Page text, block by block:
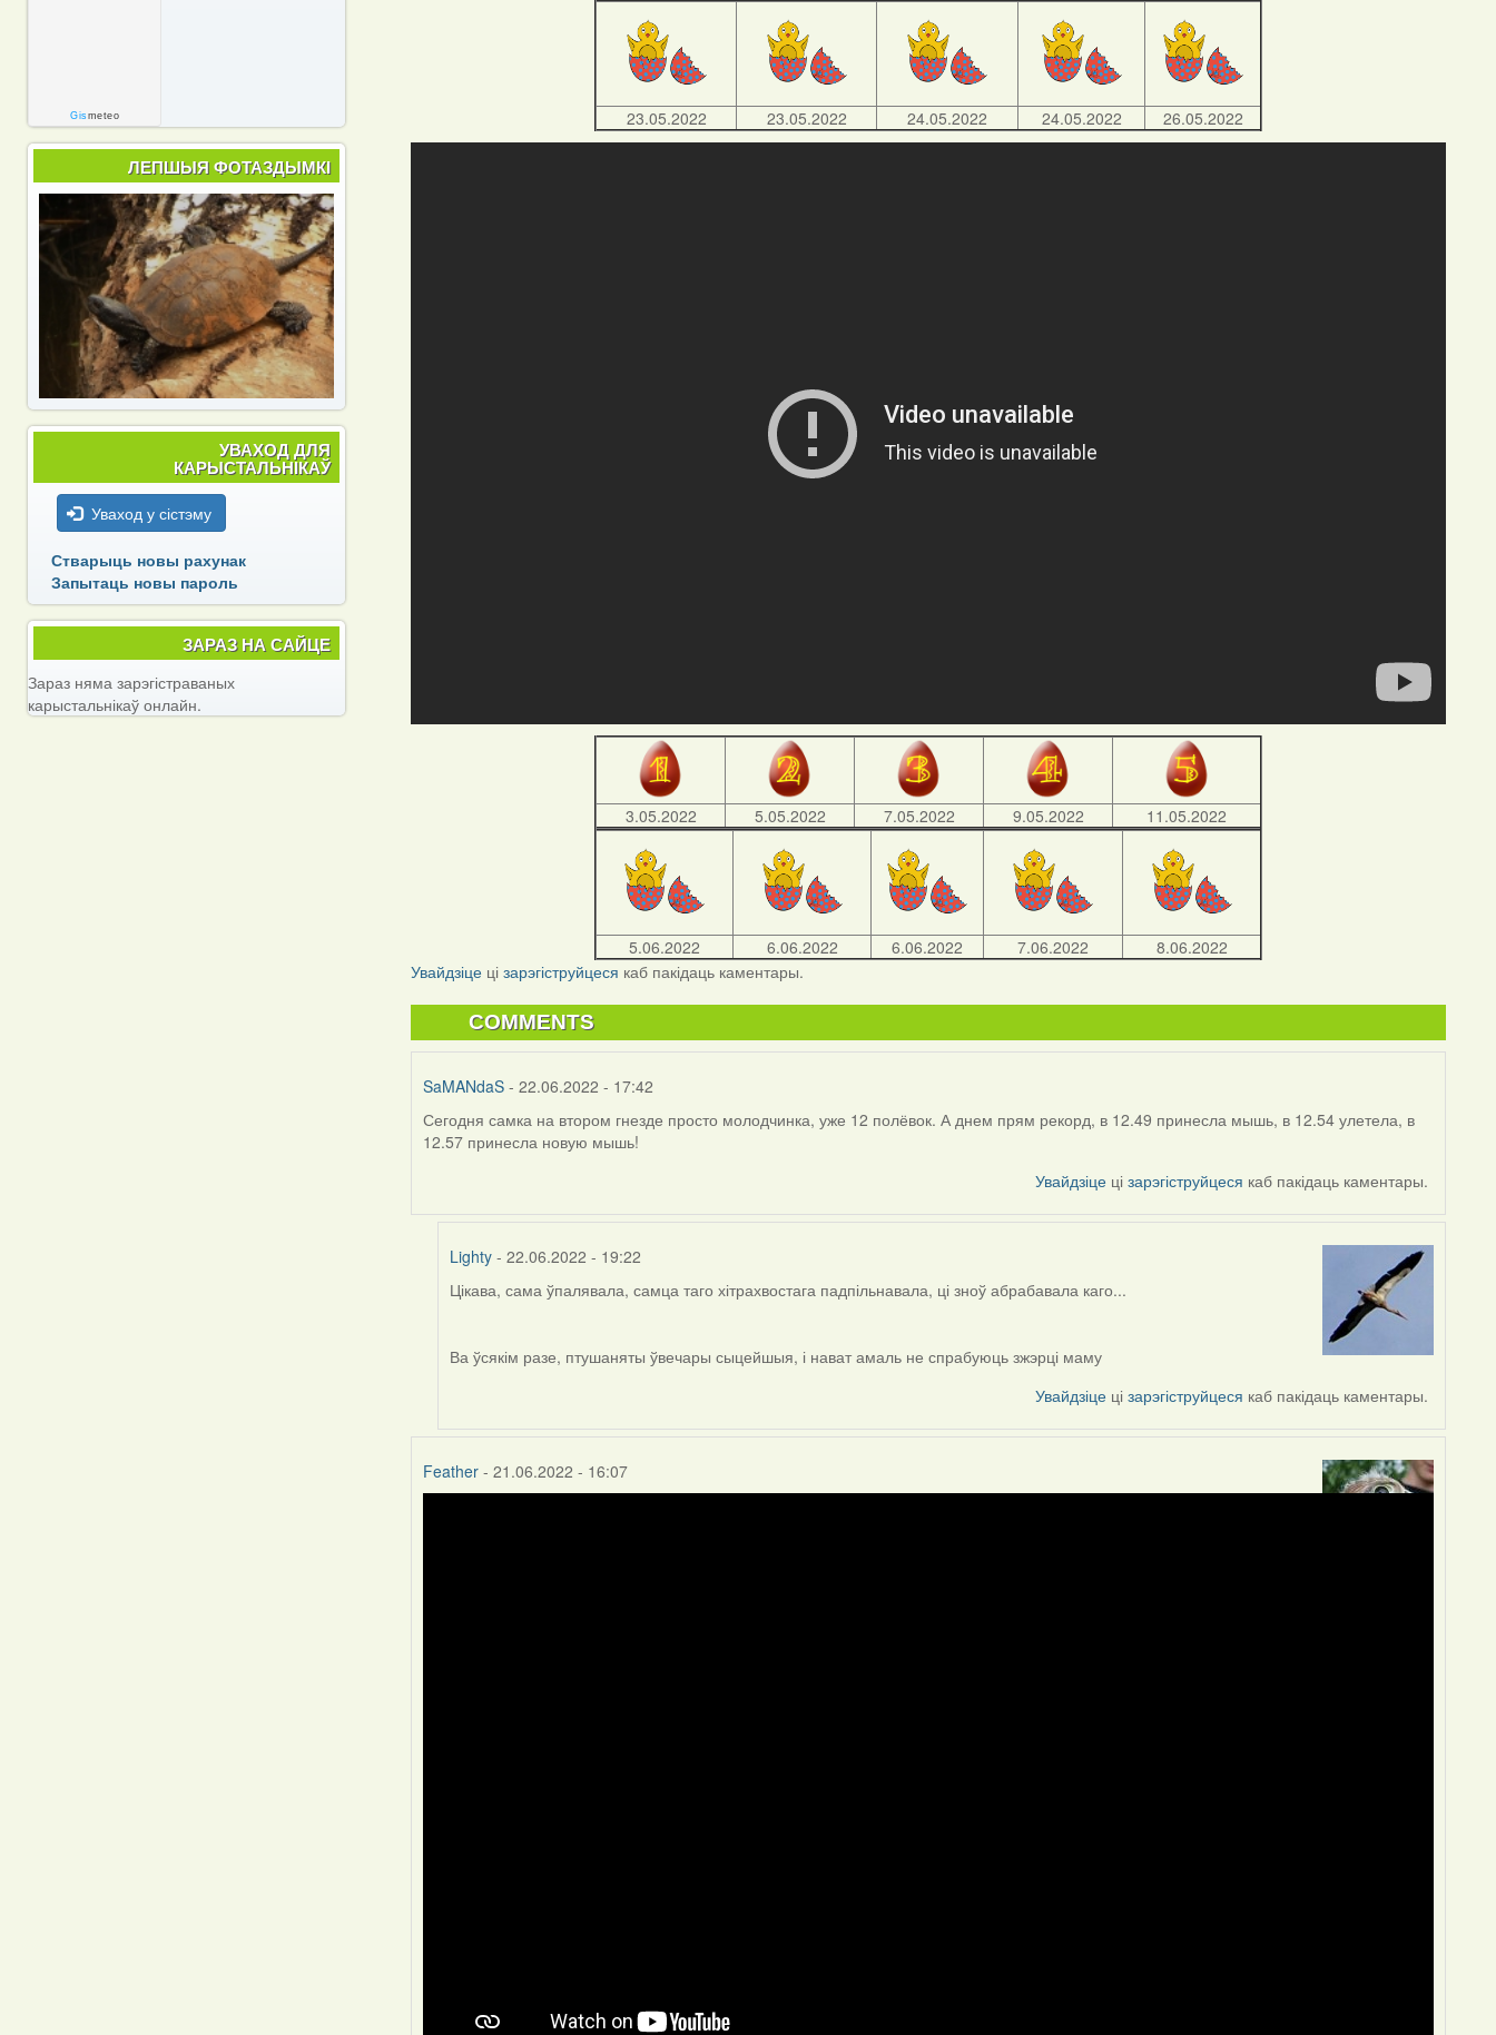
23.05.2022 23.05.2022 24.05.2022 24.05.2022 26.05.2022
3.05.2022 5.05.2022 7.05.2022 9.05.2022 11.05.2022
5.06.2022 6.06.2022 6.06.2022 7.06.2022
8.06.2022
Увайдзіце цізарэгіструйцеся каб пакідаць каментары.
COMMENTS
SaMANdaS - 22.06.2022 - 17:42
Сегодня самка на втором гнезде просто молодчинка, уже 12 полёвок. А днем прям рекорд, в 12.49 принесла мышь, в 12.54 улетела, в
12.57 принесла новую мышь!
Увайдзіце цізарэгіструйцеся каб пакідаць каментары.
Lighty- 22.06.2022 - 19:22
In
by
Цікава, сама ўпалявала, самца таго хітрахвостага падпільнавала, ці зноў абрабавала каго...
Ва ўсякім разе, птушаняты ўвечары сыцейшыя, і нават амаль не спрабуюць зжэрці маму
Увайдзіце цізарэгіструйцеся каб пакідаць каментары.
Feather - 21.06.2022 - 16:07
Gismeteo
ЛЕПШЫЯ ФОТАЗДЫМКІ
УВАХОД ДЛЯ
КАРЫСТАЛЬНІКАЎ
Уваход у сістэму
Стварыць новы рахунак
Запытаць новы пароль
ЗАРАЗ НА САЙЦЕ
Зараз няма зарэгістраваных
карыстальнікаў онлайн.